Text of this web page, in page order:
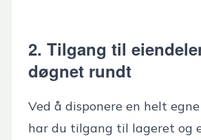
2. Tilgang til
døgnet rundt
Ved å disponere en helt
har du tilgang til lageret og